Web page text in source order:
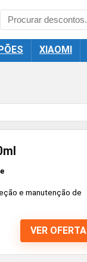
XIAOMI
e manutenção de
VER OFERTA